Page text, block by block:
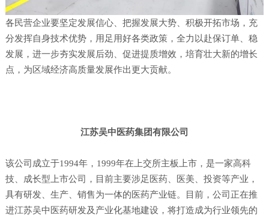
各民营企业要坚定发展信心、把握发展大势、积极开拓市场，充
分发挥自身技术优势，用足用好各类政策，全力以赴保订单、稳
发展，进一步夯实发展后劲、促进提质增效，培育壮大新的增长
点，为区域经济高质量发展作出更大贡献。
江苏吴中医药集团有限公司
该公司成立于1994年，1999年在上交所主板上市，是一家高科
技、成长型上市公司，目前主要涉足医药、医美、投资等产业，
具有研发、生产、销售为一体的医药产业链。目前，公司正在推
进江苏吴中医药研发及产业化基地建设，将打造成为行业领先的